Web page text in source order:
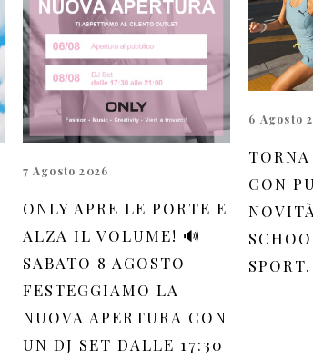
7 Agosto 2026
ONLY APRE LE PORTE E
ALZA IL VOLUME! 🔊
SABATO 8 AGOSTO
FESTEGGIAMO LA
NUOVA APERTURA CON
UN DJ SET DALLE 17:30
6 Agosto
CON
SPORT.